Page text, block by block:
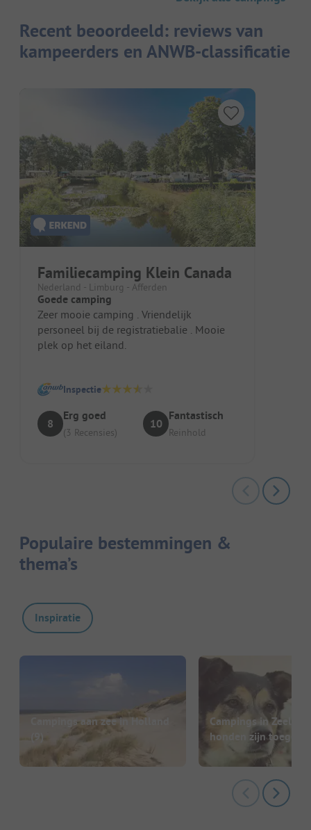
Recent beoordeeld: reviews van
kampeerders en ANWB-classificatie
Familiecamping Klein Canada
Nederland - Limburg - Afferden
Goede camping
Zeer mooie camping . Vriendelijk
personeel bij de registratiebalie . Mooie
plek op het eiland.
Inspectie
8
Erg goed
(3 Recensies)
10
Fantastisch
Reinhold
Populaire bestemmingen &
thema’s
Inspiratie
Campings aan zee in Holland
(9)
Campings in
honden zijn